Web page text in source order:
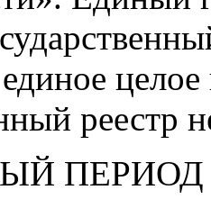
ПЕРИОД